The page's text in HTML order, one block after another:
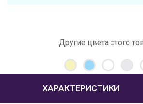
Другие цвета этого
ХАРАКТЕРИСТИКИ